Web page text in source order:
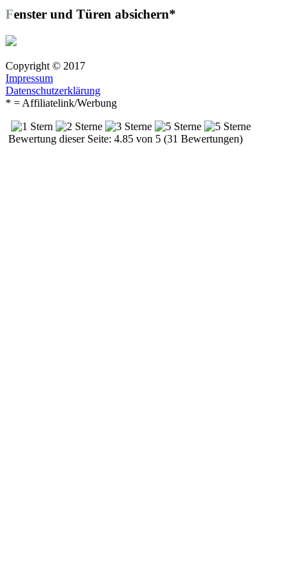
Fenster und Türen absichern*
Copyright © 2017
Impressum
Datenschutzerklärung
* = Affiliatelink/Werbung
Bewertung dieser Seite: 4.85 von 5 (31 Bewertungen)